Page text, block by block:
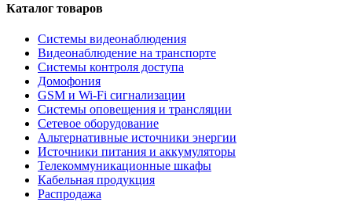
Каталог товаров
Системы видеонаблюдения
Видеонаблюдение на транспорте
Системы контроля доступа
Домофония
GSM и Wi-Fi сигнализации
Системы оповещения и трансляции
Сетевое оборудование
Альтернативные источники энергии
Источники питания и аккумуляторы
Телекоммуникационные шкафы
Кабельная продукция
Распродажа